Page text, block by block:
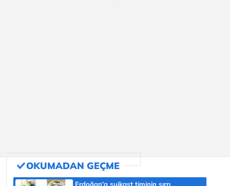
Erdoğan'a suikast timinin sırrı